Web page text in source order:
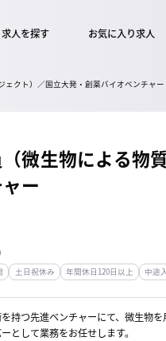
求人を探す お気に入り求人
クト）／国立大発・創薬バイオベンチャー
微生物による物
ー
土日祝休み 年間休日120日以上 中途
持つ先進ベンチャーにて、微生物
として業務をお任せします。